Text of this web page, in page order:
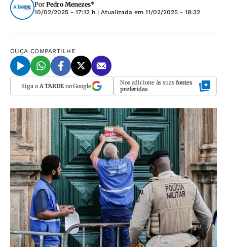
Por Pedro Menezes*
10/02/2025 - 17:12 h | Atualizada em 11/02/2025 - 18:32
OUÇA COMPARTILHE
Siga o A TARDEno Google Nos adicione às suas fontes
preferidas